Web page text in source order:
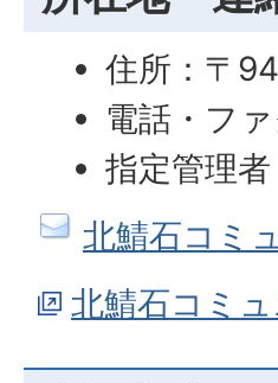
住所：〒
電話・フ
指定管理
北鯖石コミ
北鯖石コミ